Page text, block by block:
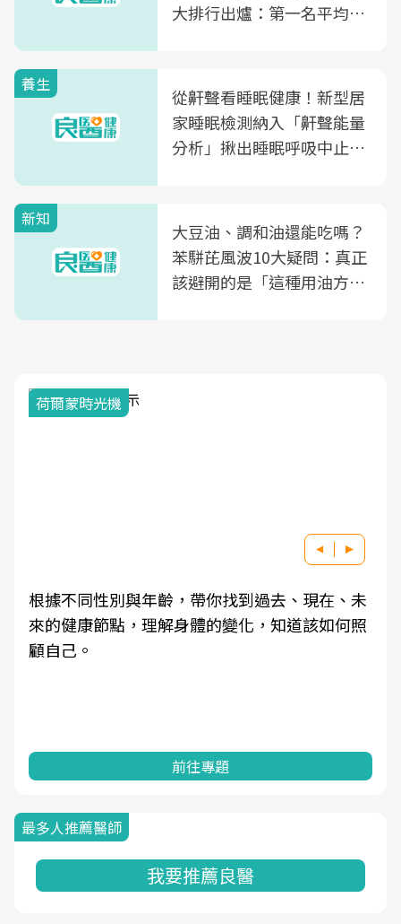
大排行出爐：第一名平均一
養生
從鼾聲看睡眠健康！新型居
家睡眠檢測納入「鼾聲能量
分析」揪出睡眠呼吸中止症
新知
大豆油、調和油還能吃嗎？
苯駢芘風波10大疑問：真正
該避開的是「這種用油方
荷爾蒙時光機
根據不同性別與年齡，帶你找到過去、現在、未
來的健康節點，理解身體的變化，知道該如何照
顧自己。
前往專題
最多人推薦醫師
我要推薦良醫